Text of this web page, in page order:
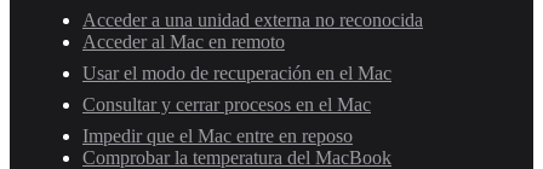
Acceder a una unidad externa no reconocida
Acceder al Mac en remoto
Usar el modo de recuperación en el Mac
Consultar y cerrar procesos en el Mac
Impedir que el Mac entre en reposo
Comprobar la temperatura del MacBook